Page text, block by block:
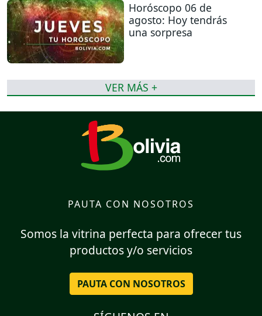
Horóscopo 06 de
agosto: Hoy tendrás
una sorpresa
VER MÁS +
PAUTA CON NOSOTROS
Somos la vitrina perfecta para ofrecer tus
productos y/o servicios
PAUTA CON NOSOTROS